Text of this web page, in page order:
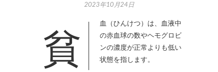
2023年10月24日
貧血（ひんけつ）は、血液中
の赤血球の数やヘモグロビ
ンの濃度が正常よりも低い
状態を指します。